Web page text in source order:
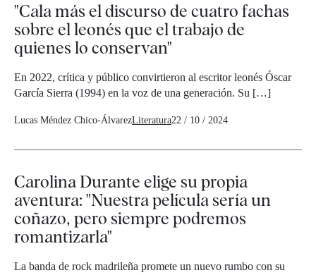
"Cala más el discurso de cuatro fachas
sobre el leonés que el trabajo de
quienes lo conservan"
En 2022, crítica y público convirtieron al escritor leonés Óscar
García Sierra (1994) en la voz de una generación. Su […]
Lucas Méndez Chico-ÁlvarezLiteratura22 / 10 / 2024
Carolina Durante elige su propia
aventura: "Nuestra película sería un
coñazo, pero siempre podremos
romantizarla"
La banda de rock madrileña promete un nuevo rumbo con su